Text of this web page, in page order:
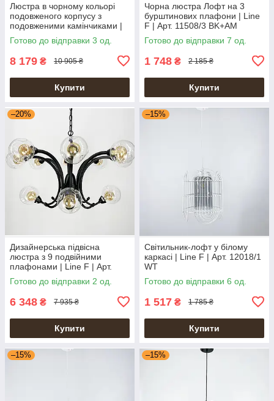
Люстра в чорному кольорі
подовженого корпусу з
подовженими камінчиками |
Line F | Арт. MD2008-B L
Готово до відправки 3 од.
8 179 ₴ 10 905 ₴
Купити
Чорна люстра Лофт на 3
бурштинових плафони | Line
F | Арт. 11508/3 BK+AM
Готово до відправки 7 од.
1 748 ₴ 2 185 ₴
Купити
–20%
Дизайнерська підвісна
люстра з 9 подвійними
плафонами | Line F | Арт.
ZL1427/8+4
Готово до відправки 2 од.
6 348 ₴ 7 935 ₴
Купити
–15%
Світильник-лофт у білому
каркасі | Line F | Арт. 12018/1
WT
Готово до відправки 6 од.
1 517 ₴ 1 785 ₴
Купити
–15% –15%